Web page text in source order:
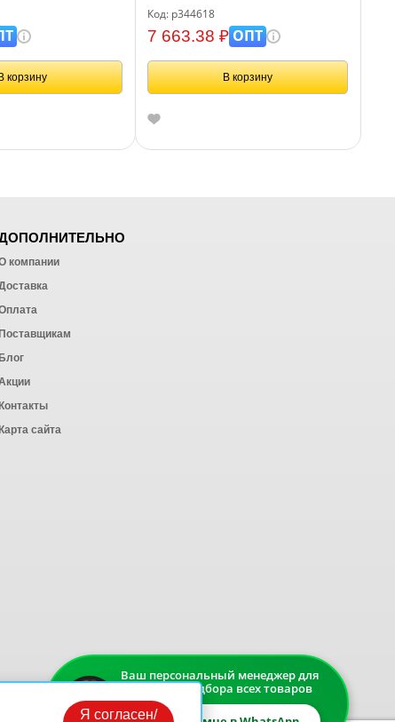
хром
корзину
механизм качания BOX1
Код: р344618
7 663.38 ₽ОПТ
В корзину
работ
компании
Поставщикам
Блог
Контакты
Карта сайта
Ваш персональный менеджер для
быстрого подбора всех товаров
Я согласен/